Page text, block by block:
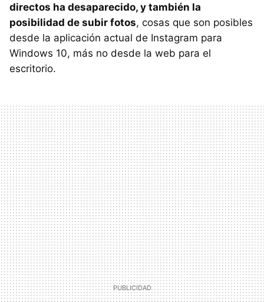
directos ha desaparecido, y también la
posibilidad de subir fotos, cosas que son posibles
desde la aplicación actual de Instagram para
Windows 10, más no desde la web para el
escritorio.